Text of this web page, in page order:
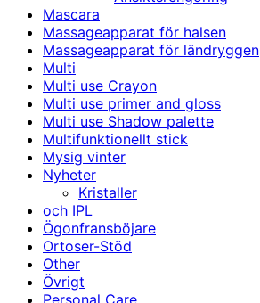
Mascara
Massageapparat för halsen
Massageapparat för ländryggen
Multi
Multi use Crayon
Multi use primer and gloss
Multi use Shadow palette
Multifunktionellt stick
Mysig vinter
Nyheter
Kristaller
och IPL
Ögonfransböjare
Ortoser-Stöd
Other
Övrigt